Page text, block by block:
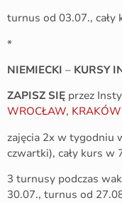
turnus od 03.07., cały
*
NIEMIECKI – KURSY
ZAPISZ SIĘ przez
WROCŁAW, KRAKÓW
zajęcia 2x w tygodniu
czwartki), cały kurs w
3 turnusy podczas
30.07., turnus od